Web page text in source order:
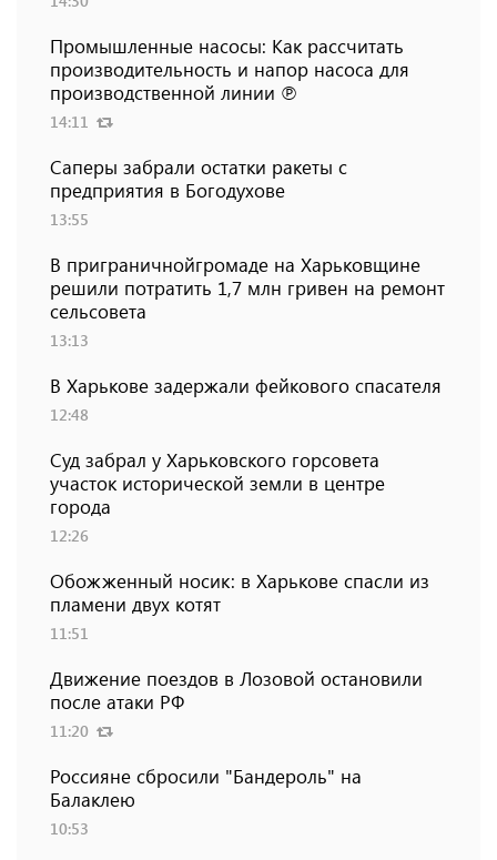
Промышленные насосы: Как рассчитать
производительность и напор насоса для
производственной линии ℗
14:11
Саперы забрали остатки ракеты с
предприятия в Богодухове
13:55
В приграничнойгромаде на Харьковщине
решили потратить 1,7 млн ​​гривен на ремонт
сельсовета
13:13
В Харькове задержали фейкового спасателя
12:48
Суд забрал у Харьковского горсовета
участок исторической земли в центре
города
12:26
Обожженный носик: в Харькове спасли из
пламени двух котят
11:51
Движение поездов в Лозовой остановили
после атаки РФ
11:20
Россияне сбросили "Бандероль" на
Балаклею
10:53